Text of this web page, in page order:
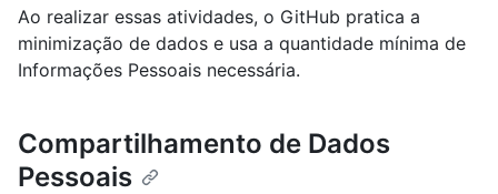
Ao realizar essas atividades, o GitHub pratica a
minimização de dados e usa a quantidade mínima de
Informações Pessoais necessária.
Compartilhamento de Dados
Pessoais